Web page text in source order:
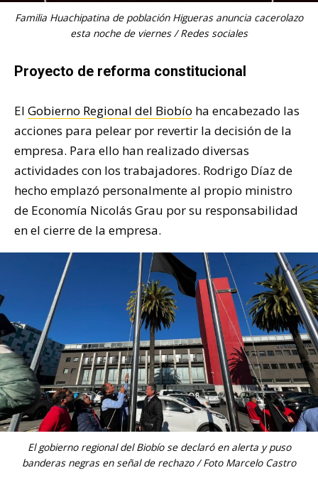
Familia Huachipatina de población Higueras anuncia cacerolazo
esta noche de viernes / Redes sociales
Proyecto de reforma constitucional
El Gobierno Regional del Biobío ha encabezado las
acciones para pelear por revertir la decisión de la
empresa. Para ello han realizado diversas
actividades con los trabajadores. Rodrigo Díaz de
hecho emplazó personalmente al propio ministro
de Economía Nicolás Grau por su responsabilidad
en el cierre de la empresa.
El gobierno regional del Biobío se declaró en alerta y puso
banderas negras en señal de rechazo / Foto Marcelo Castro